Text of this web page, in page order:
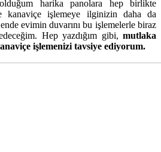
harika panolara hep birlikte
kanaviçe işlemeye ilginizin daha da
evimin duvarını bu işlemelerle biraz
Hep yazdığım gibi, mutlaka
işlemenizi tavsiye ediyorum.